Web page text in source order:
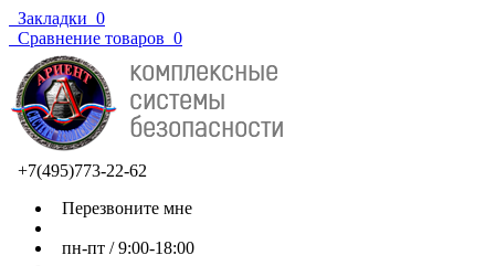
Закладки 0
Сравнение товаров 0
+7(495)773-22-62
Перезвоните мне
пн-пт / 9:00-18:00